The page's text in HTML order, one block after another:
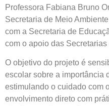
Professora Fabiana Bruno
Secretaria de Meio
com a Secretaria de
com o apoio das
O objetivo do projeto é
escolar sobre a importância
estimulando o cuidado com
envolvimento direto com